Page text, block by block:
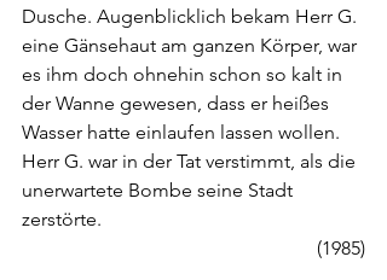
Dusche. Augenblicklich bekam Herr G.
eine Gänsehaut am ganzen Körper, war
es ihm doch ohnehin schon so kalt in
der Wanne gewesen, dass er heißes
Wasser hatte einlaufen lassen wollen.
Herr G. war in der Tat verstimmt, als die
unerwartete Bombe seine Stadt
zerstörte.
(1985)